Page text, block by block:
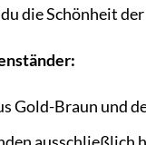
die Schönheit
Gold-Braun und